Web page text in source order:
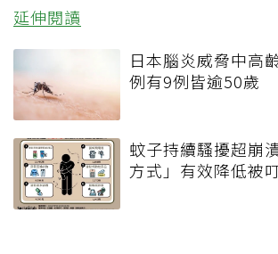
延伸閱讀
日本腦炎威脅中高
例有9例皆逾50歲
蚊子持續騷擾超崩
方式」有效降低被